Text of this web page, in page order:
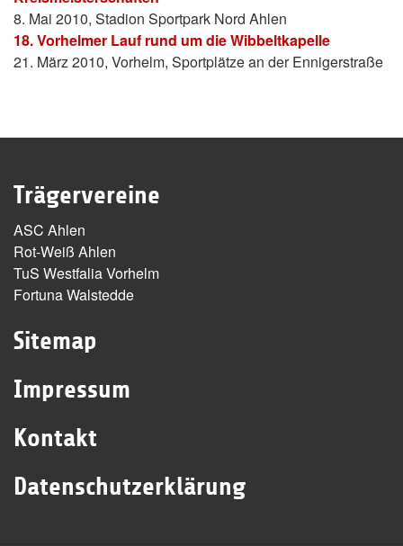
8. Mai 2010, Stadion Sportpark Nord Ahlen
18. Vorhelmer Lauf rund um die Wibbeltkapelle
21. März 2010, Vorhelm, Sportplätze an der Ennigerstraße
Trägervereine
ASC Ahlen
Rot-Weiß Ahlen
TuS Westfalia Vorhelm
Fortuna Walstedde
Sitemap
Impressum
Kontakt
Datenschutzerklärung